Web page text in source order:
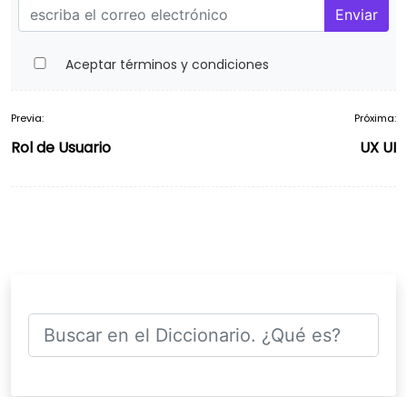
Enviar
Aceptar términos y condiciones
Navegación
Previa:
Rol de Usuario
Próxima:
UX UI